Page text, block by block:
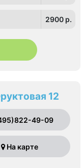
2900 p.
12
49-09
На карте